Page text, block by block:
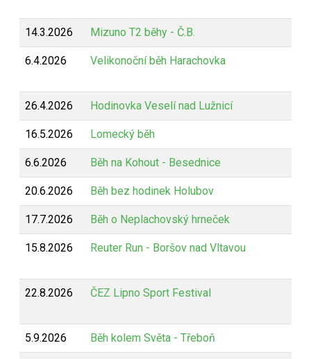
14.3.2026 Mizuno T2 běhy - Č.B.
6.4.2026 Velikonoční běh Harachovka
26.4.2026 Hodinovka Veselí nad Lužnicí
16.5.2026 Lomecký běh
6.6.2026 Běh na Kohout - Besednice
20.6.2026 Běh bez hodinek Holubov
17.7.2026 Běh o Neplachovský hrneček
15.8.2026 Reuter Run - Boršov nad Vltavou
22.8.2026 ČEZ Lipno Sport Festival
5.9.2026 Běh kolem Světa - Třeboň